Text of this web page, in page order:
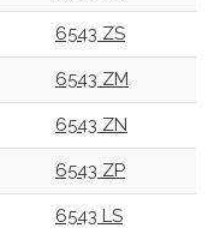
6543 ZS
6543 ZM
6543 ZN
6543 ZP
6543 LS